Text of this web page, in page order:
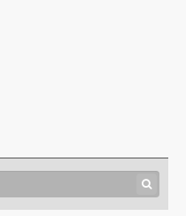
balvan
bez odpovědi
vektor